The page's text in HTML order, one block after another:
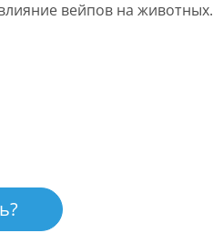
вейпов на животных.